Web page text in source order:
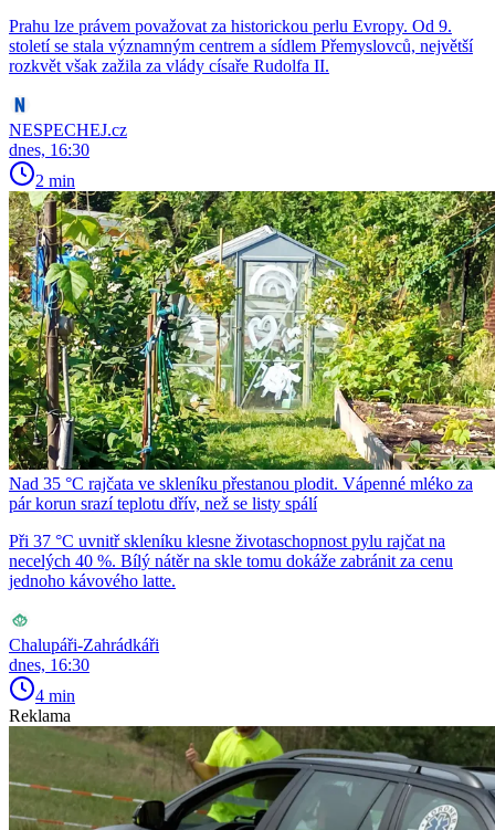
Prahu lze právem považovat za historickou perlu Evropy. Od 9.
století se stala významným centrem a sídlem Přemyslovců, největší
rozkvět však zažila za vlády císaře Rudolfa II.
NESPECHEJ.cz
dnes, 16:30
2 min
Nad 35 °C rajčata ve skleníku přestanou plodit. Vápenné mléko za
pár korun srazí teplotu dřív, než se listy spálí
Při 37 °C uvnitř skleníku klesne životaschopnost pylu rajčat na
necelých 40 %. Bílý nátěr na skle tomu dokáže zabránit za cenu
jednoho kávového latte.
Chalupáři-Zahrádkáři
dnes, 16:30
4 min
Reklama